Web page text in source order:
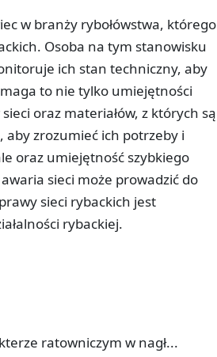
w branży rybołówstwa, którego
Osoba na tym stanowisku
ich stan techniczny, aby
to nie tylko umiejętności
oraz materiałów, z których są
aby zrozumieć ich potrzeby i
oraz umiejętność szybkiego
sieci może prowadzić do
sieci rybackich jest
rybackiej.
ratowniczym w nagł...